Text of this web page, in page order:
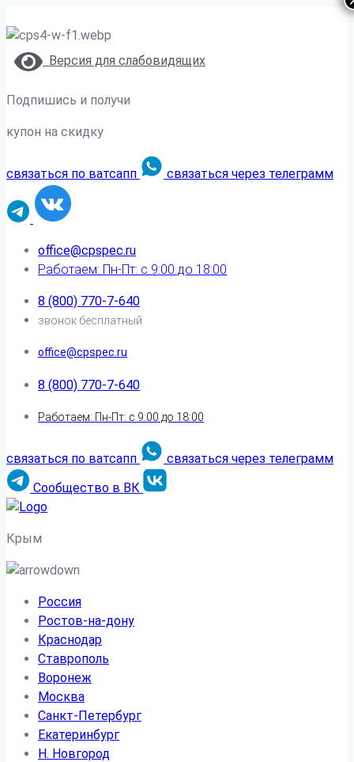
Версия для слабовидящих
Подпишись и получи
купон на скидку
связаться по ватсапп связаться через телеграмм
office@cpspec.ru
Работаем: Пн-Пт: с 9:00 до 18:00
8 (800) 770-7-640
звонок бесплатный
office@cpspec.ru
8 (800) 770-7-640
Работаем: Пн-Пт: с 9:00 до 18:00
связаться по ватсапп
связаться через телеграмм
Сообщество в ВК
Крым
Россия
Ростов-на-дону
Краснодар
Ставрополь
Воронеж
Москва
Санкт-Петербург
Екатеринбург
Н. Новгород